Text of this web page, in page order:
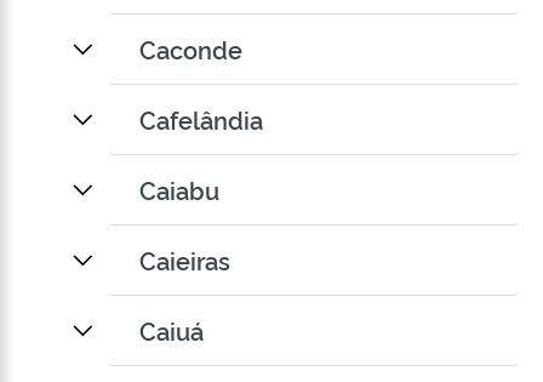
Caconde
Cafelândia
Caiabu
Caieiras
Caiuá